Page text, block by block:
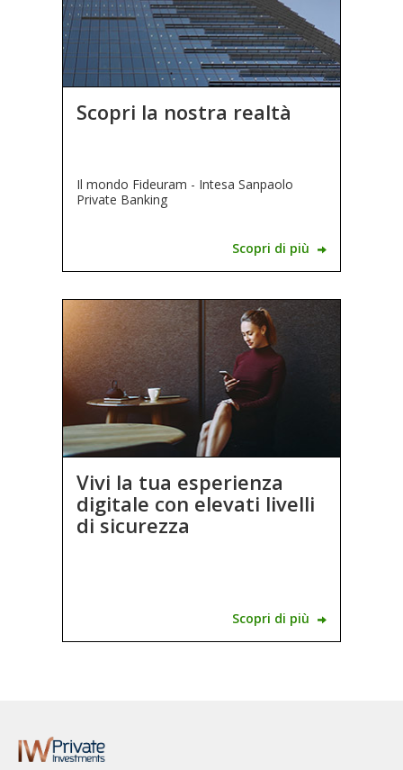
Scopri la nostra realtà
Il mondo Fideuram - Intesa Sanpaolo
Private Banking
Scopri di più
Vivi la tua esperienza
digitale con elevati livelli
di sicurezza
Scopri di più